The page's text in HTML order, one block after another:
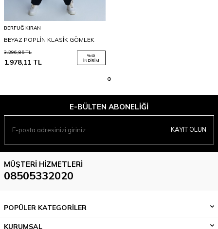
BERFUĞ KIRAN
BEYAZ POPLİN KLASİK GÖMLEK
3.296,85TL
1.978,11 TL
%40
İNDIRIM
E-BÜLTEN ABONELIĞI
KAYIT OLUN
MÜŞTERI HIZMETLERI
08505332020
POPÜLER KATEGORİLER
KURUMSAL